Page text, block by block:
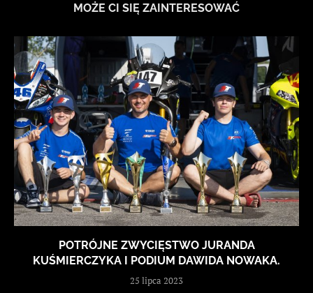
MOŻE CI SIĘ ZAINTERESOWAĆ
POTRÓJNE ZWYCIĘSTWO JURANDA
KUŚMIERCZYKA I PODIUM DAWIDA NOWAKA.
25 lipca 2023